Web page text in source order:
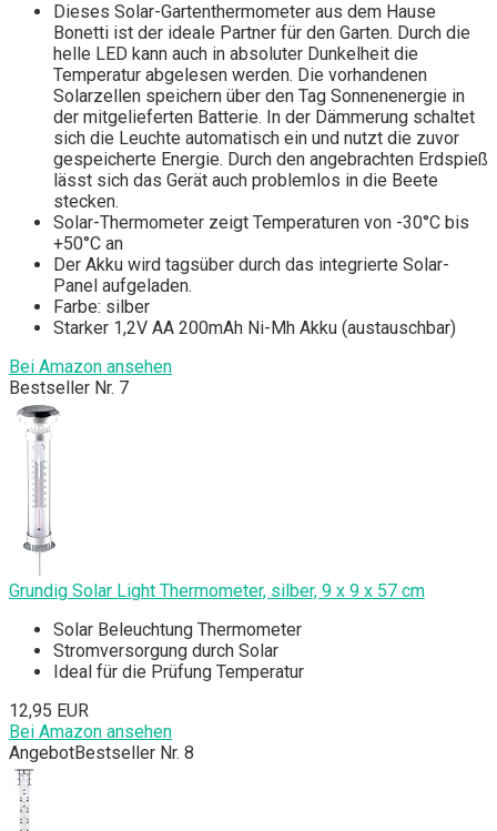
Dieses Solar-Gartenthermometer aus dem Hause
Bonetti ist der ideale Partner für den Garten. Durch die
helle LED kann auch in absoluter Dunkelheit die
Temperatur abgelesen werden. Die vorhandenen
Solarzellen speichern über den Tag Sonnenenergie in
der mitgelieferten Batterie. In der Dämmerung schaltet
sich die Leuchte automatisch ein und nutzt die zuvor
gespeicherte Energie. Durch den angebrachten Erdspieß
lässt sich das Gerät auch problemlos in die Beete
stecken.
Solar-Thermometer zeigt Temperaturen von -30°C bis
+50°C an
Der Akku wird tagsüber durch das integrierte Solar-
Panel aufgeladen.
Farbe: silber
Starker 1,2V AA 200mAh Ni-Mh Akku (austauschbar)
Bei Amazon ansehen
Bestseller Nr. 7
Grundig Solar Light Thermometer, silber, 9 x 9 x 57 cm
Solar Beleuchtung Thermometer
Stromversorgung durch Solar
Ideal für die Prüfung Temperatur
12,95 EUR
Bei Amazon ansehen
AngebotBestseller Nr. 8